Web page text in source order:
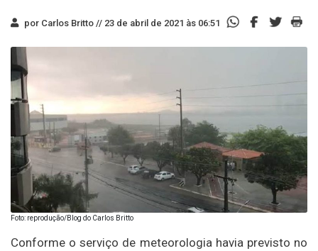
por Carlos Britto // 23 de abril de 2021 às 06:51
Foto: reprodução/Blog do Carlos Britto
Conforme o serviço de meteorologia havia previsto no